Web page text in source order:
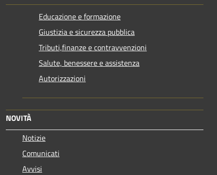
Educazione e formazione
Giustizia e sicurezza pubblica
Tributi,finanze e contravvenzioni
Salute, benessere e assistenza
Autorizzazioni
NOVITÀ
Notizie
Comunicati
Avvisi